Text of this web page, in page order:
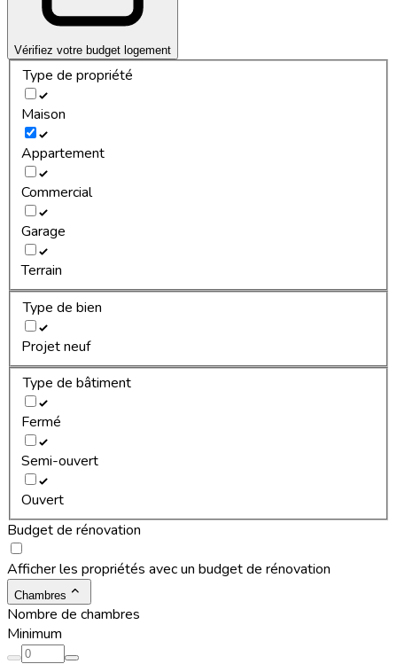
Vérifiez votre budget logement
Type de propriété
Maison
Appartement
Commercial
Garage
Terrain
Type de bien
Projet neuf
Type de bâtiment
Fermé
Semi-ouvert
Ouvert
Budget de rénovation
Afficher les propriétés avec un budget de rénovation
Chambres
Nombre de chambres
Minimum